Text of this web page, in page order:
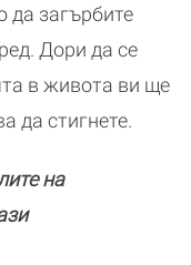
да загърбите
Дори да се
в живота ви ще
да стигнете.
на